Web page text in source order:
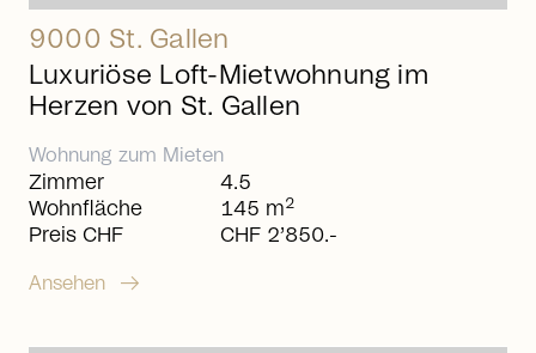
9000 St. Gallen
Luxuriöse Loft-Mietwohnung im
Herzen von St. Gallen
Wohnung zum Mieten
Zimmer
Wohnfläche
Preis CHF
4.5
145 m2
CHF 2’850.-
Ansehen arrow_right_alt